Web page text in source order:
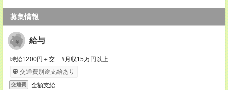
募集情報
給与
時給1200円＋交 #月収15万円以上
交通費別途支給あり
交通費 全額支給